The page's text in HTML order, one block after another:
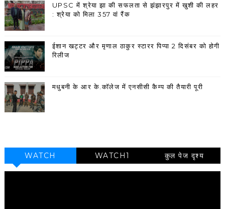
UPSC में श्रेया झा की सफलता से झंझारपुर में खुशी की लहर
: श्रेया को मिला 357 वां रैंक
ईशान खट्टर और मृणाल ठाकुर स्टारर पिप्पा 2 दिसंबर को होगी
रिलीज
मधुबनी के आर के.कॉलेज में एनसीसी कैम्प की तैयारी पूरी
WATCH WATCH1 कुल पेज दृश्य